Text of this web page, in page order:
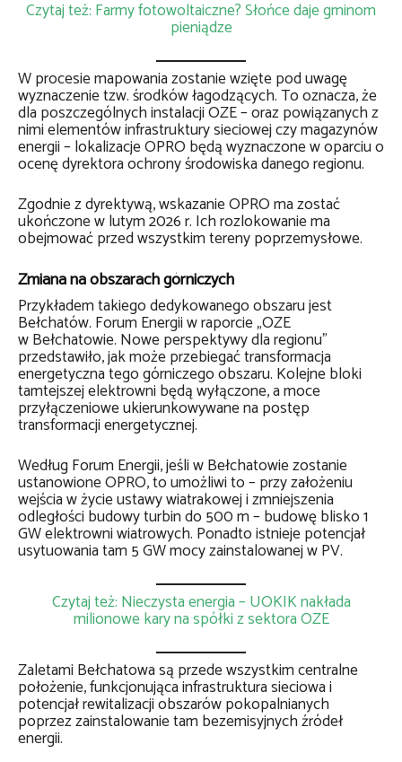
Czytaj też: Farmy fotowoltaiczne? Słońce daje gminom
pieniądze
W procesie mapowania zostanie wzięte pod uwagę
wyznaczenie tzw. środków łagodzących. To oznacza, że
dla poszczególnych instalacji OZE – oraz powiązanych z
nimi elementów infrastruktury sieciowej czy magazynów
energii – lokalizacje OPRO będą wyznaczone w oparciu o
ocenę dyrektora ochrony środowiska danego regionu.
Zgodnie z dyrektywą, wskazanie OPRO ma zostać
ukończone w lutym 2026 r. Ich rozlokowanie ma
obejmować przed wszystkim tereny poprzemysłowe.
Zmiana na obszarach górniczych
Przykładem takiego dedykowanego obszaru jest
Bełchatów. Forum Energii w raporcie „OZE
w Bełchatowie. Nowe perspektywy dla regionu”
przedstawiło, jak może przebiegać transformacja
energetyczna tego górniczego obszaru. Kolejne bloki
tamtejszej elektrowni będą wyłączone, a moce
przyłączeniowe ukierunkowywane na postęp
transformacji energetycznej.
Według Forum Energii, jeśli w Bełchatowie zostanie
ustanowione OPRO, to umożliwi to – przy założeniu
wejścia w życie ustawy wiatrakowej i zmniejszenia
odległości budowy turbin do 500 m – budowę blisko 1
GW elektrowni wiatrowych. Ponadto istnieje potencjał
usytuowania tam 5 GW mocy zainstalowanej w PV.
Czytaj też: Nieczysta energia – UOKIK nakłada
milionowe kary na spółki z sektora OZE
Zaletami Bełchatowa są przede wszystkim centralne
położenie, funkcjonująca infrastruktura sieciowa i
potencjał rewitalizacji obszarów pokopalnianych
poprzez zainstalowanie tam bezemisyjnych źródeł
energii.